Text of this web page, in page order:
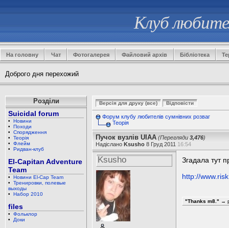
Клуб
На головну Чат Фотогалерея Файловий архів Бібліотека
Доброго дня перехожий
Розділи
Suicidal forum
• Новини
• Походи
• Спорядження
• Теорія
• Флейм
• Ридван-клуб
El-Capitan Adventure
Team
• Новини El-Cap Team
• Тренировки, полевые
выходы
• Набор 2010
files
• Фольклор
• Доки
Форум клубу любителів сумнівних розваг
Теорія
Пучок вузлів UIAA (Перегляди 3,476)
Надіслано Ksusho8 Груд 2011 16:54
Ksusho
Згадала тут
http://
"Thanks m8." →